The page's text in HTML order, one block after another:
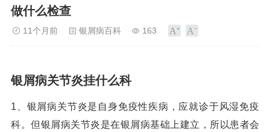
做什么检查
11个月前 银屑病百科 163
银屑病关节炎挂什么科
1、银屑病关节炎是自身免疫性疾病，应就诊于风湿免疫
科。但银屑病关节炎是在银屑病基础上建立，所以患者会